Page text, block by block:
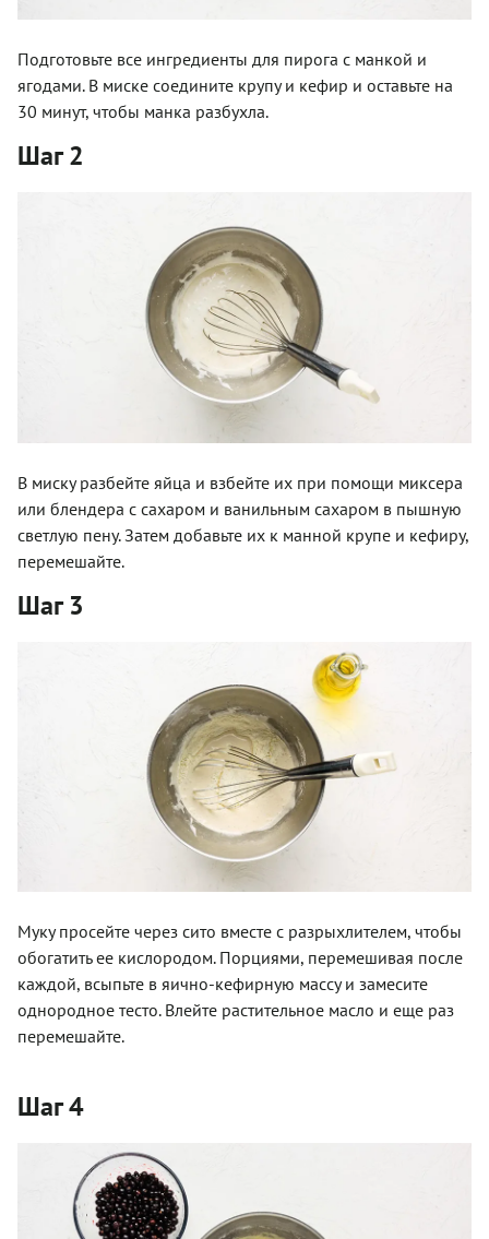
Подготовьте все ингредиенты для пирога с манкой и
ягодами. В миске соедините крупу и кефир и оставьте на
30 минут, чтобы манка разбухла.
Шаг 2
В миску разбейте яйца и взбейте их при помощи миксера
или блендера с сахаром и ванильным сахаром в пышную
светлую пену. Затем добавьте их к манной крупе и кефиру,
перемешайте.
Шаг 3
Муку просейте через сито вместе с разрыхлителем, чтобы
обогатить ее кислородом. Порциями, перемешивая после
каждой, всыпьте в яично-кефирную массу и замесите
однородное тесто. Влейте растительное масло и еще раз
перемешайте.
Шаг 4